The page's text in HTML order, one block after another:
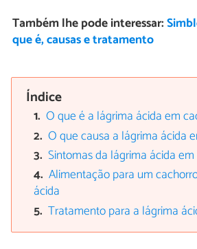
Também lhe pode interessar:
que é, causas e tratamento
Índice
O que é a lágrima ácida em
O que causa a lágrima ácida
Sintomas da lágrima ácida
Alimentação para um
ácida
Tratamento para a lágrima